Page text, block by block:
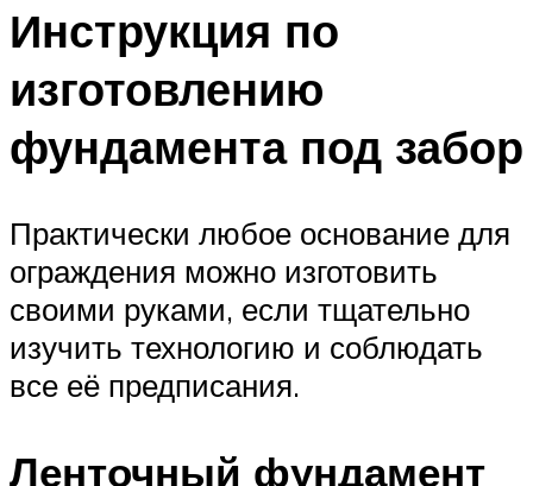
Инструкция по
изготовлению
фундамента под забор
Практически любое основание для
ограждения можно изготовить
своими руками, если тщательно
изучить технологию и соблюдать
все её предписания.
Ленточный фундамент